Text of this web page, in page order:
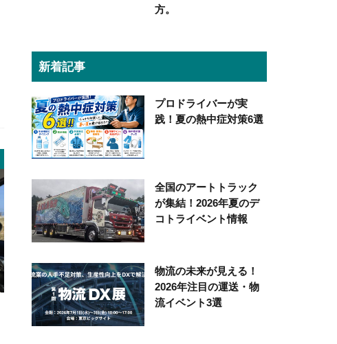
方。
新着記事
プロドライバーが実
践！夏の熱中症対策6選
全国のアートトラック
が集結！2026年夏のデ
コトライベント情報
物流の未来が見える！
2026年注目の運送・物
流イベント3選